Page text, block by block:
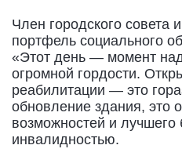
Член городского совета
портфель социального
«Этот день — момент
огромной гордости.
реабилитации — это
обновление здания, это
возможностей и
инвалидностью.